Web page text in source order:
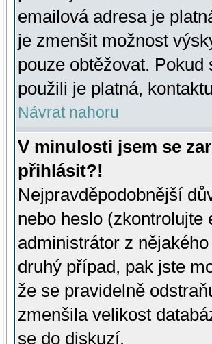
emailová adresa je
je zmenšit možnost
pouze obtěžovat.
použili je platná,
Návrat nahoru
V minulosti jsem se
přihlásit?!
Nejpravděpodobnější
nebo heslo
administrátor z
druhý případ, pak jste
že se pravidelně
zmenšila velikost
se do diskuzí.